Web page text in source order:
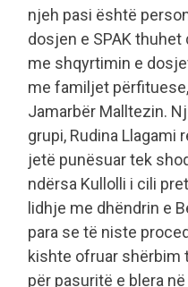
njeh pasi është
dosjen e SPAK
me shqyrtimin e
me familjet
Jamarbër Malltezin.
grupi, Rudina Llagami
jetë punësuar tek
ndërsa Kullolli i cili
lidhje me dhëndrin e
para se të niste
kishte ofruar shërbim
për pasuritë e blera